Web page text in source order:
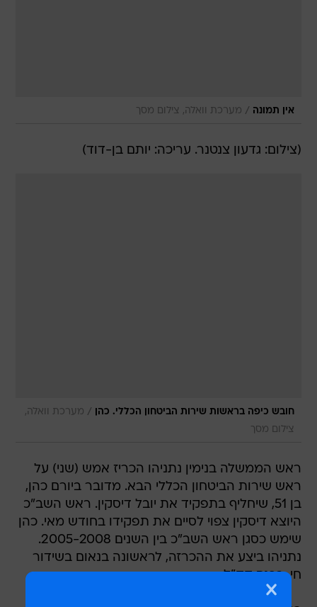
אין תמונה / מערכת וואלה, צילום מסך
(צילום: גדעון צנטנר. עריכה: יותם בן-דוד)
חובש כיפה בראשות שירות הביטחון הכללי. כהן / מערכת וואלה,
צילום מסך
ראש הממשלה בנימין נתניהו הכריז אמש (שני) על
ראש שירות הביטחון הכללי הבא. מדובר ביורם כהן,
בן 51, שיחליף בתפקיד את יובל דיסקין. ראש השב"כ
היוצא דיסקין צפוי לסיים את תפקידו בחודש מאי. כהן
שימש כסגן ראש השב"כ בין השנים 2005-2008.
נתניהו ביצע את ההכרזה, לראשונה בנאום בשידור
חי, בכנס קק"ל.